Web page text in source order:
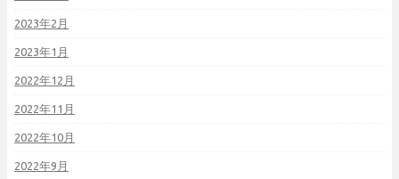
2023年2月
2023年1月
2022年12月
2022年11月
2022年10月
2022年9月